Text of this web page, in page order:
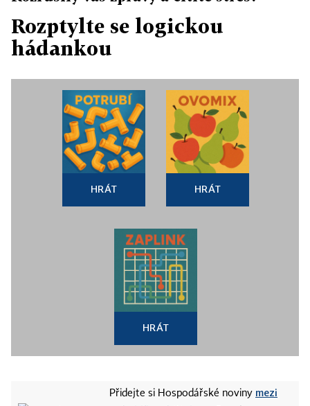
Rozptylte se logickou
hádankou
HRÁT HRÁT
HRÁT
Přidejte si Hospodářské noviny mezi